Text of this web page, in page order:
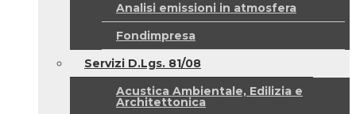
Analisi emissioni in atmosfera
Fondimpresa
Servizi D.Lgs. 81/08
Acustica Ambientale, Edilizia e
Architettonica